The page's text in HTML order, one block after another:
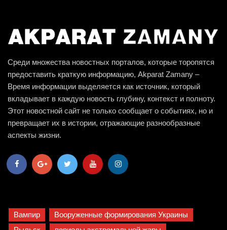
Среди множества новостных порталов, которые торопятся
предоставить краткую информацию, Akparat Zamany –
Время информации выделяется как источник, который
вкладывает в каждую новость глубину, контекст и полноту.
Этот новостной сайт не только сообщает о событиях, но и
превращает их в истории, отражающие разнообразные
аспекты жизни.
Вампир
Вооруженные формирования Украины